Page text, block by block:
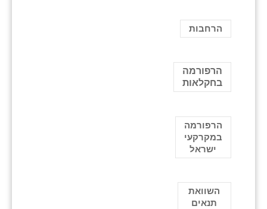
הרחבות
הרפורמה
בחקלאות
הרפורמה
במקרקעי
ישראל
השוואת
תנאים